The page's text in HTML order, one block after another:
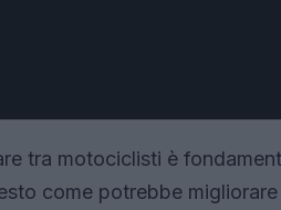
tra motociclisti è
come potrebbe